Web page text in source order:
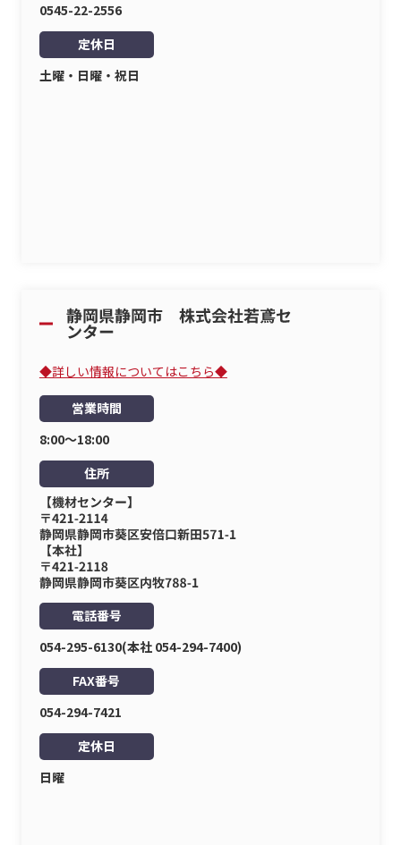
0545-22-2556
定休日
土曜・日曜・祝日
◆詳しい情報についてはこちら◆
営業時間
8:00～18:00
住所
電話番号
054-295-6130(本社 054-294-7400)
FAX番号
054-294-7421
定休日
日曜